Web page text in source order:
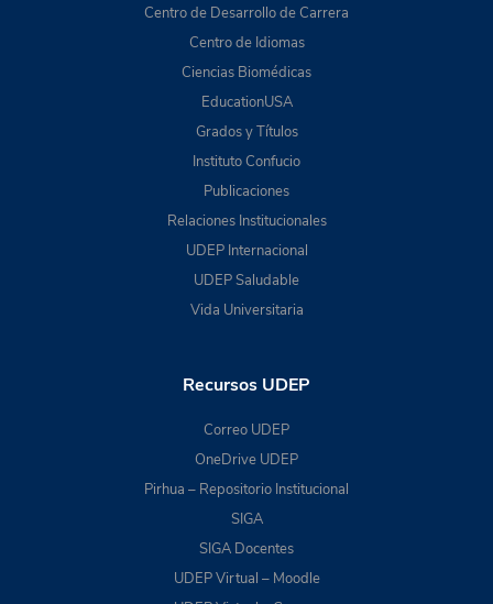
Centro de Desarrollo de Carrera
Centro de Idiomas
Ciencias Biomédicas
EducationUSA
Grados y Títulos
Instituto Confucio
Publicaciones
Relaciones Institucionales
UDEP Internacional
UDEP Saludable
Vida Universitaria
Recursos UDEP
Correo UDEP
OneDrive UDEP
Pirhua – Repositorio Institucional
SIGA
SIGA Docentes
UDEP Virtual – Moodle